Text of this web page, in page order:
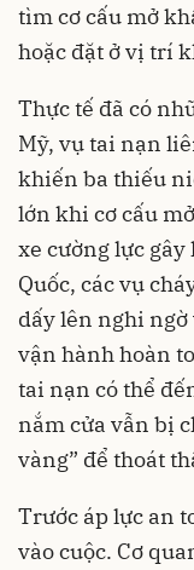
tìm cơ cấu mở
hoặc đặt ở vị trí
Thực tế đã có
Mỹ, vụ tai nạn
khiến ba thiếu
lớn khi cơ cấu
xe cường lực
Quốc, các vụ
dấy lên nghi
vận hành hoàn
tai nạn có thể
nắm cửa vẫn bị
vàng” để thoát
Trước áp lực an
vào cuộc. Cơ